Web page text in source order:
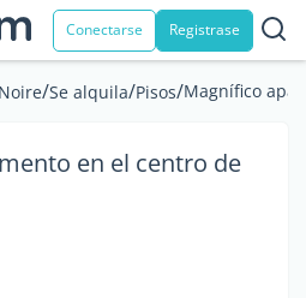
Conectarse Registrase
/Se alquila/Pisos/Magnífico
en el centro de